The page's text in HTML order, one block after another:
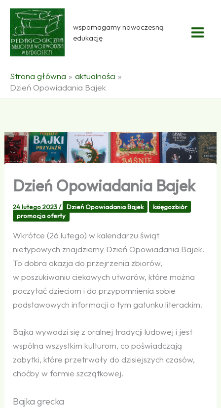
Przejdź
treści
wspomagamy nowoczesną
edukację
Strona główna
aktualności
Dzień Opowiadania Bajek
Dzień Opowiadania Bajek
24 lutego 2023/ Dzień Opowiadania Bajek
księgozbiór
promocja oferty
Wkrótce (26 lutego) w kalendarzu świąt
nietypowych znajdziemy Dzień Opowiadania Bajek.
To dobra okazja do przejrzenia zbiorów,
w poszukiwaniu ciekawych utworów, które można
poczytać dzieciom i do przypomnienia sobie
podstawowych informacji o tym gatunku literackim.
Bajka wywodzi się z oralnej tradycji ludowej i jest
wspólna wszystkim kulturom, co poświadczają
zabytki, które przetrwały do dzisiejszych czasów,
choćby w formie szczątkowej.
Bajka grecka